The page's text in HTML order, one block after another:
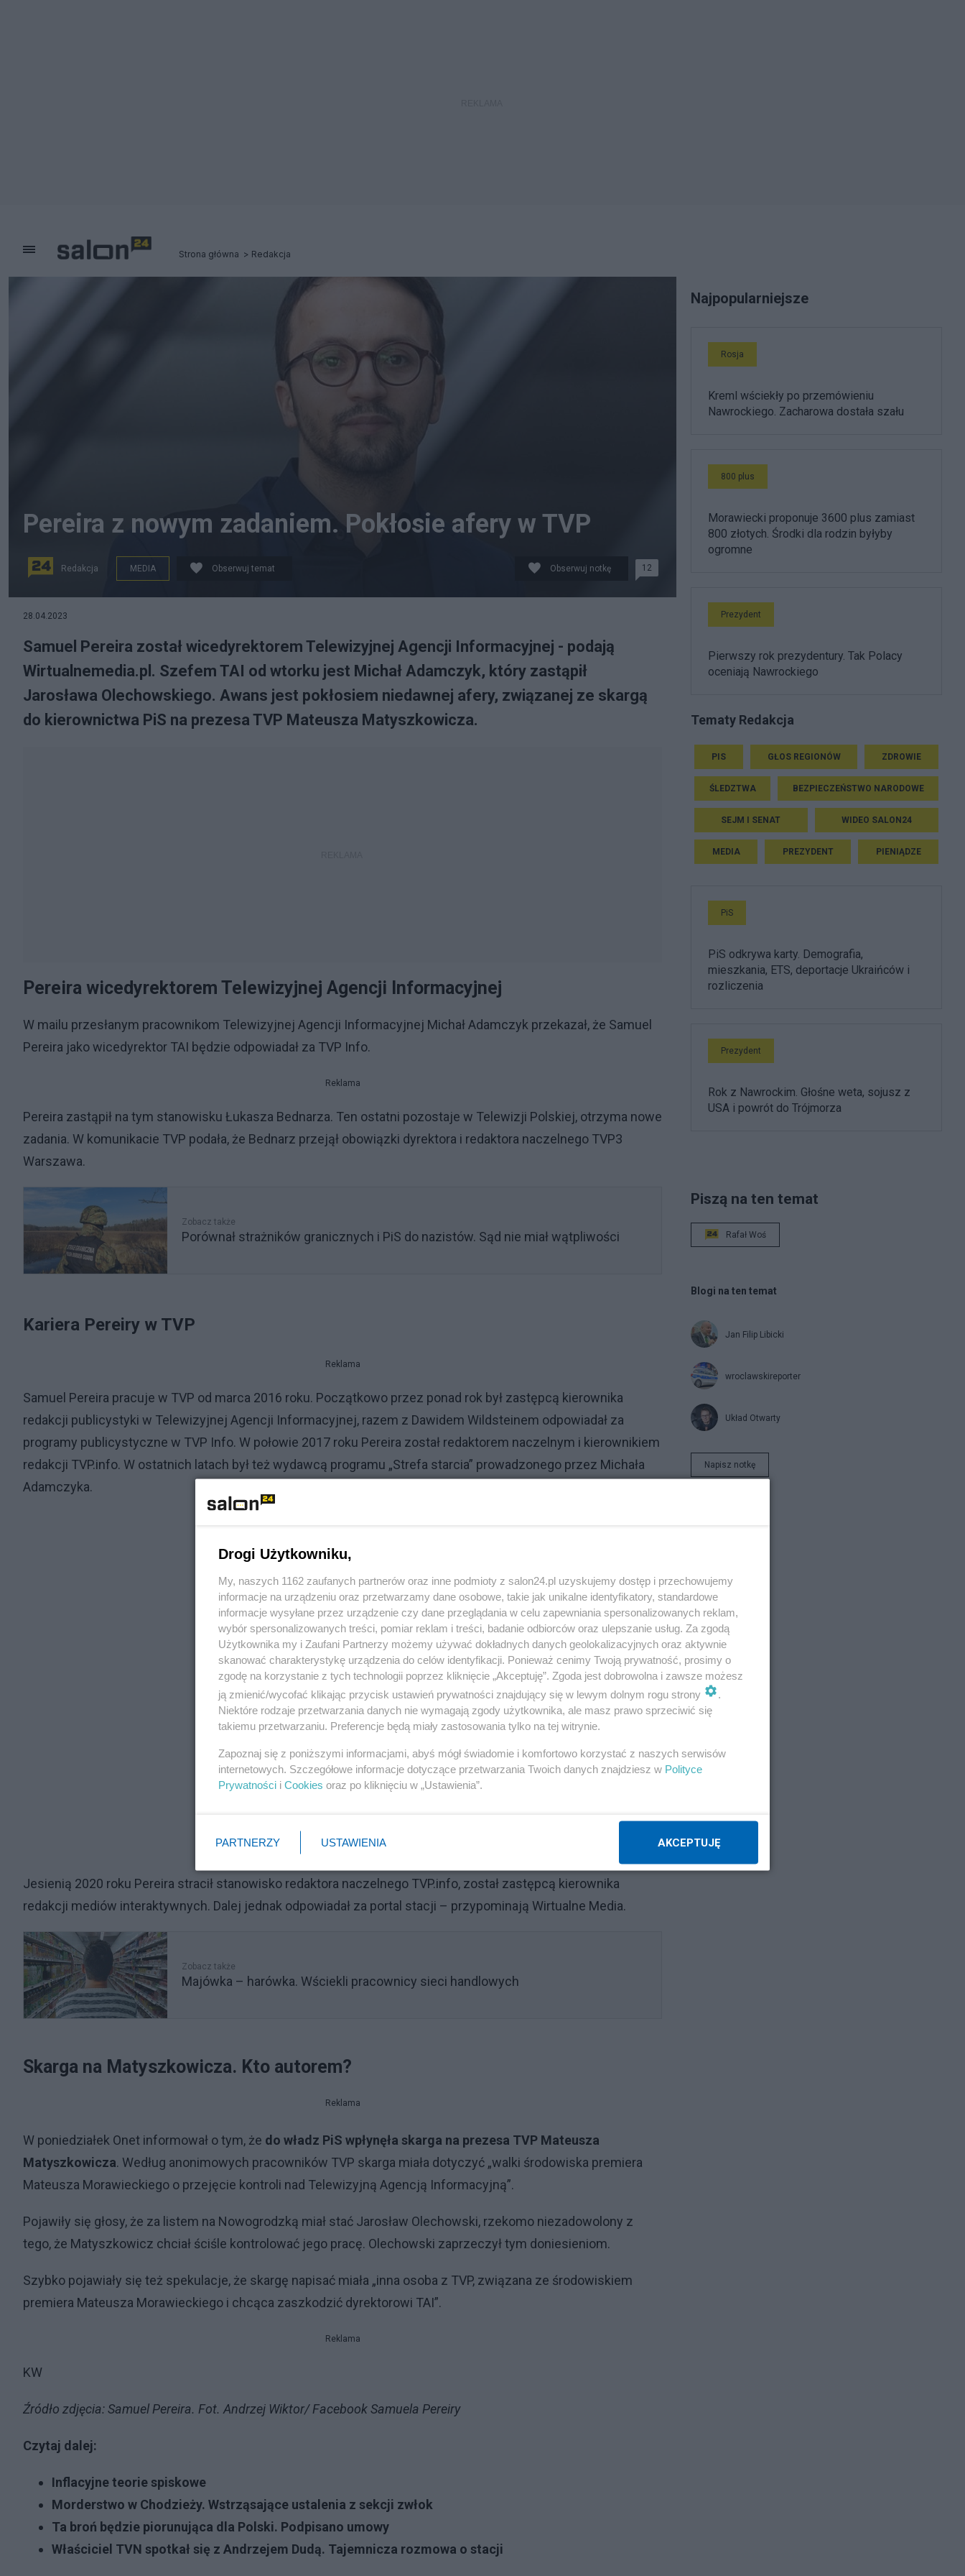
Strona główna Redakcja
Pereira z nowym zadaniem. Pokłosie afery w TVP
Redakcja MEDIA Obserwuj temat Obserwuj notkę 12
28.04.2023
Samuel Pereira został wicedyrektorem Telewizyjnej Agencji Informacyjnej - podają
Wirtualnemedia.pl. Szefem TAI od wtorku jest Michał Adamczyk, który zastąpił
Jarosława Olechowskiego. Awans jest pokłosiem niedawnej afery, związanej ze skargą
do kierownictwa PiS na prezesa TVP Mateusza Matyszkowicza.
Pereira wicedyrektorem Telewizyjnej Agencji Informacyjnej
W mailu przesłanym pracownikom Telewizyjnej Agencji Informacyjnej Michał Adamczyk przekazał, że Samuel
Pereira jako wicedyrektor TAI będzie odpowiadał za TVP Info.
Reklama
Pereira zastąpił na tym stanowisku Łukasza Bednarza. Ten ostatni pozostaje w Telewizji Polskiej, otrzyma nowe
zadania. W komunikacie TVP podała, że Bednarz przejął obowiązki dyrektora i redaktora naczelnego TVP3
Warszawa.
Zobacz także
Porównał strażników granicznych i PiS do nazistów. Sąd nie miał wątpliwości
Kariera Pereiry w TVP
Reklama
Samuel Pereira pracuje w TVP od marca 2016 roku. Początkowo przez ponad rok był zastępcą kierownika
redakcji publicystyki w Telewizyjnej Agencji Informacyjnej, razem z Dawidem Wildsteinem odpowiadał za
programy publicystyczne w TVP Info. W połowie 2017 roku Pereira został redaktorem naczelnym i kierownikiem
redakcji TVP.info. W ostatnich latach był też wydawcą programu „Strefa starcia” prowadzonego przez Michała
Adamczyka.
Jesienią 2020 roku Pereira stracił stanowisko redaktora naczelnego TVP.info, został zastępcą kierownika
redakcji mediów interaktywnych. Dalej jednak odpowiadał za portal stacji – przypominają Wirtualne Media.
Zobacz także
Majówka – harówka. Wściekli pracownicy sieci handlowych
Skarga na Matyszkowicza. Kto autorem?
Reklama
W poniedziałek Onet informował o tym, że do władz PiS wpłynęła skarga na prezesa TVP Mateusza
Matyszkowicza. Według anonimowych pracowników TVP skarga miała dotyczyć „walki środowiska premiera
Mateusza Morawieckiego o przejęcie kontroli nad Telewizyjną Agencją Informacyjną”.
Pojawiły się głosy, że za listem na Nowogrodzką miał stać Jarosław Olechowski, rzekomo niezadowolony z
tego, że Matyszkowicz chciał ściśle kontrolować jego pracę. Olechowski zaprzeczył tym doniesieniom.
Szybko pojawiały się też spekulacje, że skargę napisać miała „inna osoba z TVP, związana ze środowiskiem
premiera Mateusza Morawieckiego i chcąca zaszkodzić dyrektorowi TAI”.
Reklama
KW
Źródło zdjęcia: Samuel Pereira. Fot. Andrzej Wiktor/ Facebook Samuela Pereiry
Czytaj dalej:
Inflacyjne teorie spiskowe
Morderstwo w Chodzieży. Wstrząsające ustalenia z sekcji zwłok
Ta broń będzie piorunująca dla Polski. Podpisano umowy
Właściciel TVN spotkał się z Andrzejem Dudą. Tajemnicza rozmowa o stacji
Najpopularniejsze
Rosja
Kreml wściekły po przemówieniu
Nawrockiego. Zacharowa dostała szału
800 plus
Morawiecki proponuje 3600 plus zamiast
800 złotych. Środki dla rodzin byłyby
ogromne
Prezydent
Pierwszy rok prezydentury. Tak Polacy
oceniają Nawrockiego
Tematy Redakcja
PIS GŁOS REGIONÓW ZDROWIE
ŚLEDZTWA BEZPIECZEŃSTWO NARODOWE
SEJM I SENAT WIDEO SALON24
MEDIA PREZYDENT PIENIĄDZE
PiS
PiS odkrywa karty. Demografia,
mieszkania, ETS, deportacje Ukraińców i
rozliczenia
Prezydent
Rok z Nawrockim. Głośne weta, sojusz z
USA i powrót do Trójmorza
Piszą na ten temat
Rafał Woś
Blogi na ten temat
Jan Filip Libicki
wroclawskireporter
Układ Otwarty
Napisz notkę
Drogi Użytkowniku,
My, naszych 1162 zaufanych partnerów oraz inne podmioty z salon24.pl uzyskujemy dostęp i przechowujemy
informacje na urządzeniu oraz przetwarzamy dane osobowe, takie jak unikalne identyfikatory, standardowe
informacje wysyłane przez urządzenie czy dane przeglądania w celu zapewniania spersonalizowanych reklam,
wybór spersonalizowanych treści, pomiar reklam i treści, badanie odbiorców oraz ulepszanie usług. Za zgodą
Użytkownika my i Zaufani Partnerzy możemy używać dokładnych danych geolokalizacyjnych oraz aktywnie
skanować charakterystykę urządzenia do celów identyfikacji. Ponieważ cenimy Twoją prywatność, prosimy o
zgodę na korzystanie z tych technologii poprzez kliknięcie „Akceptuję”. Zgoda jest dobrowolna i zawsze możesz
ją zmienić/wycofać klikając przycisk ustawień prywatności znajdujący się w lewym dolnym rogu strony
.
Niektóre rodzaje przetwarzania danych nie wymagają zgody użytkownika, ale masz prawo sprzeciwić się
takiemu przetwarzaniu. Preferencje będą miały zastosowania tylko na tej witrynie.
Zapoznaj się z poniższymi informacjami, abyś mógł świadomie i komfortowo korzystać z naszych serwisów
internetowych. Szczegółowe informacje dotyczące przetwarzania Twoich danych znajdziesz w Polityce
Prywatności i Cookies oraz po kliknięciu w „Ustawienia”.
PARTNERZY USTAWIENIA AKCEPTUJĘ